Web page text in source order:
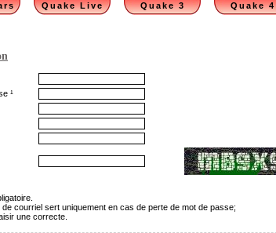
Quake 4
Quake 3
Quake Live
¹
de courriel sert uniquement en cas de perte de mot de passe;
une correcte.